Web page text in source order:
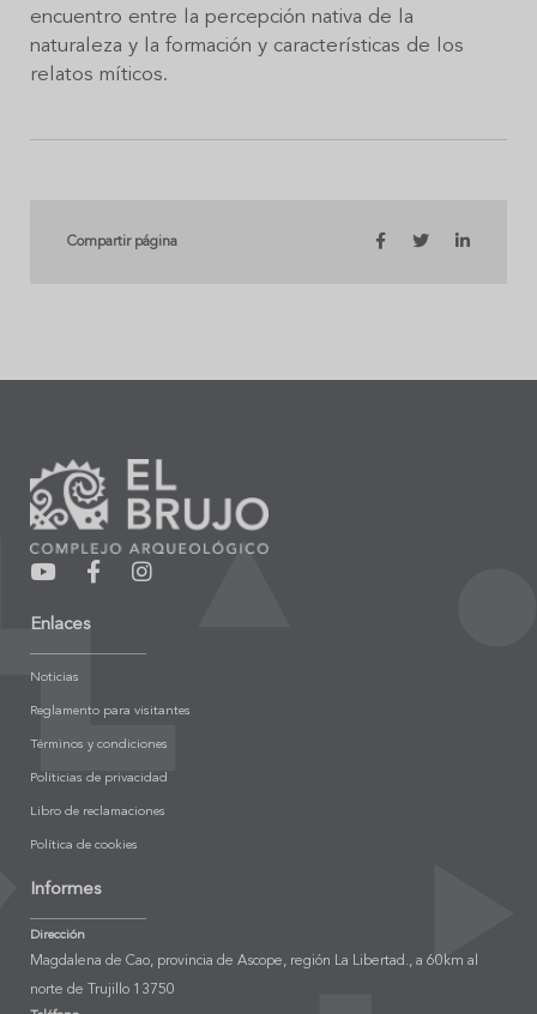
encuentro entre la percepción nativa de la
naturaleza y la formación y características de los
relatos míticos.
Compartir página
Enlaces
Noticias
Reglamento para visitantes
Términos y condiciones
Políticias de privacidad
Libro de reclamaciones
Política de cookies
Informes
Dirección
Magdalena de Cao, provincia de Ascope, región La Libertad., a 60km al
norte de Trujillo 13750